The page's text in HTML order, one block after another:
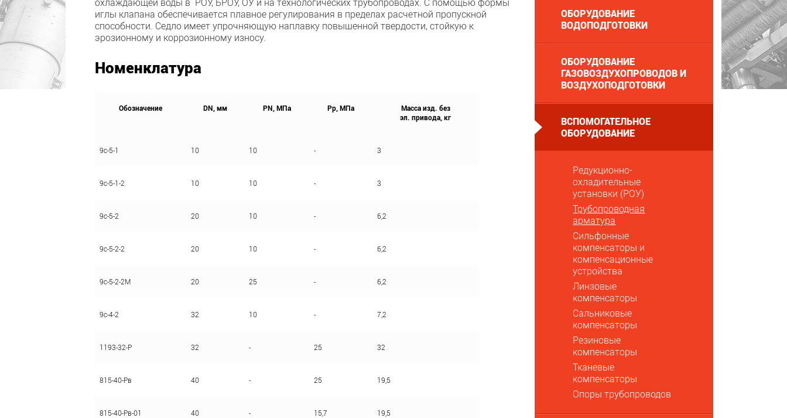
иглы клапана обеспечивается плавное регулирования в пределах расчетной пропускной
способности. Седло имеет упрочняющую наплавку повышенной твердости, стойкую к
эрозионному и коррозионному износу.
Номенклатура
Обозначение DN, мм PN, МПа Рр, МПа
Масса изд. без
эл. привода, кг
9с-5-1 10 10 - 3
9с-5-1-2 10 10 - 3
9с-5-2 20 10 - 6,2
9с-5-2-2 20 10 - 6,2
9с-5-2-2М 20 25 - 6,2
9с-4-2 32 10 - 7,2
1193-32-Р 32 - 25 32
815-40-Рв 40 - 25 19,5
815-40-Рв-01 40 - 15,7 19,5
ОБОРУДОВАНИЕ
ВОДОПОДГОТОВКИ
ОБОРУДОВАНИЕ
ГАЗОВОЗДУХОПРОВОДОВ И
ВОЗДУХОПОДГОТОВКИ
ВСПОМОГАТЕЛЬНОЕ
ОБОРУДОВАНИЕ
Редукционно-
охладительные
установки (РОУ)
Трубопроводная
арматура
Сильфонные
компенсаторы и
компенсационные
устройства
Линзовые
компенсаторы
Сальниковые
компенсаторы
Резиновые
компенсаторы
Тканевые
компенсаторы
Опоры трубопроводов